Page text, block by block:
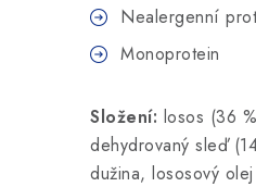
Nealergenní
Monoprotein
Složení: losos (36
dehydrovaný sleď
dužina, lososový